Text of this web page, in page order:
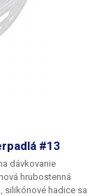
#13
dávkovanie
hrubostenná
silikónové hadice sa